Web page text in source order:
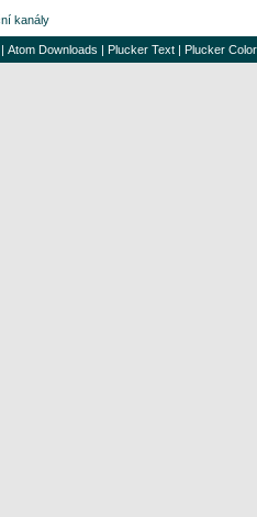
kanály
| Atom Downloads | Plucker Text | Plucker Color